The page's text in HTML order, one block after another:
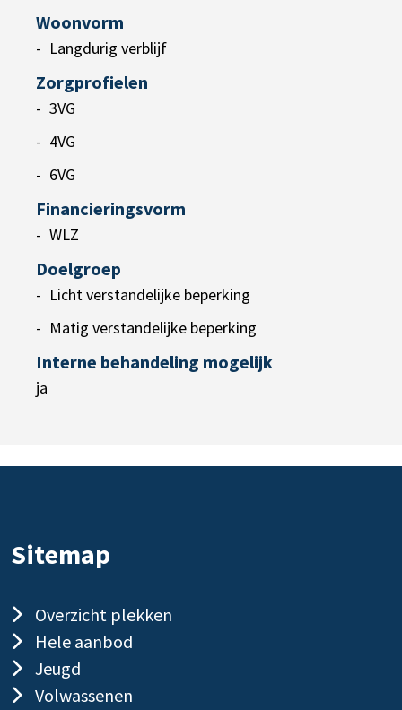
Woonvorm
Langdurig verblijf
Zorgprofielen
3VG
4VG
6VG
Financieringsvorm
WLZ
Doelgroep
Licht verstandelijke beperking
Matig verstandelijke beperking
Interne behandeling mogelijk
ja
Sitemap
Overzicht plekken
Hele aanbod
Jeugd
Volwassenen